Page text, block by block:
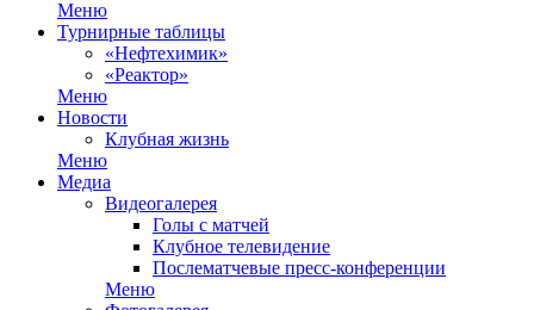
Меню
Турнирные таблицы
«Нефтехимик»
«Реактор»
Меню
Новости
Клубная жизнь
Меню
Медиа
Видеогалерея
Голы с матчей
Клубное телевидение
Послематчевые пресс-конференции
Меню